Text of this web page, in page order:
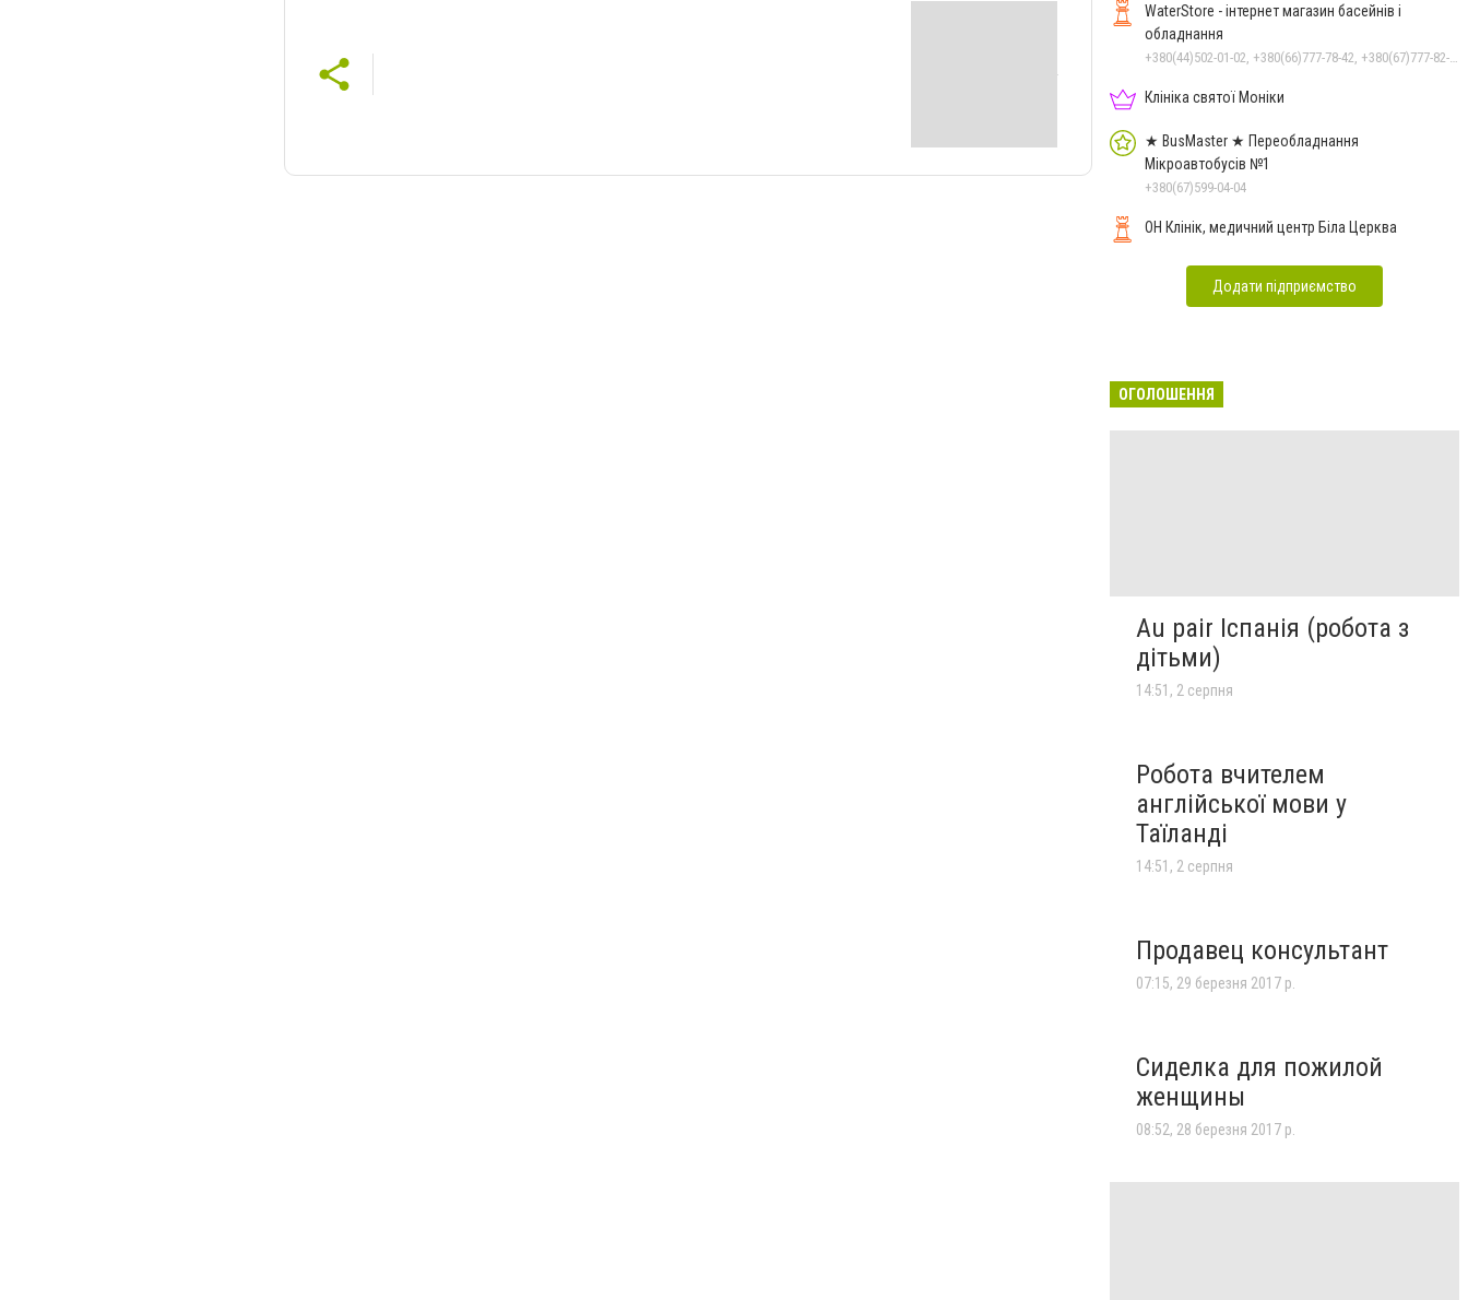
WaterStore - інтернет магазин басейнів і
обладнання
Клініка святої Моніки
★ BusMaster ★ Переобладнання
Мікроавтобусів №1
+380(67)599-04-04
ОН Клінік, медичний центр Біла Церква
Додати підприємство
ОГОЛОШЕННЯ
Au pair Іспанія (робота з
дітьми)
14:51, 2 серпня
Робота вчителем
англійської мови у
Таїланді
14:51, 2 серпня
Продавец консультант
07:15, 29 березня 2017 р.
Сиделка для пожилой
женщины
08:52, 28 березня 2017 р.